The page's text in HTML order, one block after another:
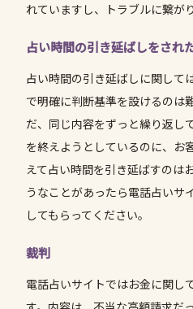
れていますし、トラブルに繋がり
占い時間の引き延ばしをされ
占い時間の引き延ばしに関して
で明確に判断基準を設けるのは
だ、同じ内容をずっと繰り返し
を終えようとしているのに、お
えて占い時間を引き延ばすのは
うなことがあったら電話占いサ
してもらってください。
裁判
電話占いサイトではお金に関し